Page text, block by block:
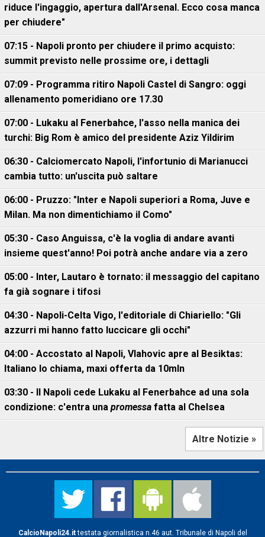
riduce l'ingaggio, apertura dall'Arsenal. Ecco cosa manca
per chiudere"
07:15 - Napoli pronto per chiudere il primo acquisto:
summit previsto nelle prossime ore, i dettagli
07:09 - Programma ritiro Napoli Castel di Sangro: oggi
allenamento pomeridiano ore 17.30
07:00 - Lukaku al Fenerbahce, l'asso nella manica dei
turchi: Big Rom è amico del presidente Aziz Yildirim
06:30 - Calciomercato Napoli, l'infortunio di Marianucci
cambia tutto: un'uscita può saltare
06:00 - Pruzzo: "Inter e Napoli superiori a Roma, Juve e
Milan. Ma non dimentichiamo il Como"
05:30 - Caso Anguissa, c'è la voglia di andare avanti
insieme quest'anno! Poi potrà anche andare via a zero
05:00 - Inter, Lautaro è tornato: il messaggio del capitano
fa già sognare i tifosi
04:30 - Napoli-Celta Vigo, l'editoriale di Chiariello: "Gli
azzurri mi hanno fatto luccicare gli occhi"
04:00 - Accostato al Napoli, Vlahovic apre al Besiktas:
Italiano lo chiama, maxi offerta da 10mln
03:30 - Il Napoli cede Lukaku al Fenerbahce ad una sola
condizione: c'entra una promessa fatta al Chelsea
Altre Notizie »
CalcioNapoli24.ittestata giornalistica n.46 aut. Tribunale di Napoli del